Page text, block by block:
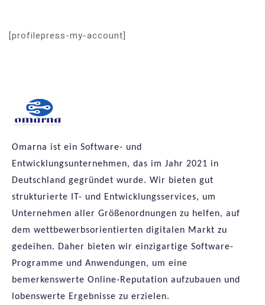
[profilepress-my-account]
Omarna ist ein Software- und
Entwicklungsunternehmen, das im Jahr 2021 in
Deutschland gegründet wurde. Wir bieten gut
strukturierte IT- und Entwicklungsservices, um
Unternehmen aller Größenordnungen zu helfen, auf
dem wettbewerbsorientierten digitalen Markt zu
gedeihen. Daher bieten wir einzigartige Software-
Programme und Anwendungen, um eine
bemerkenswerte Online-Reputation aufzubauen und
lobenswerte Ergebnisse zu erzielen.